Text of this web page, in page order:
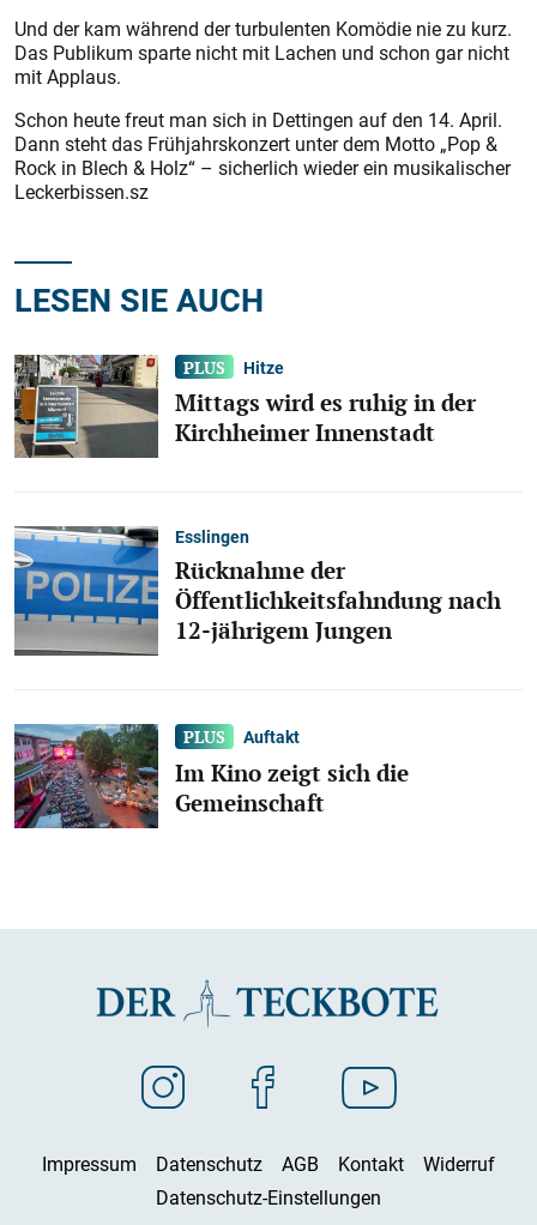
Und der kam während der turbulenten Komödie nie zu kurz.
Das Publikum sparte nicht mit Lachen und schon gar nicht
mit Applaus.
Schon heute freut man sich in Dettingen auf den 14. April.
Dann steht das Frühjahrskonzert unter dem Motto „Pop &
Rock in Blech & Holz“ – sicherlich wieder ein musikalischer
Leckerbissen.sz
LESEN SIE AUCH
Hitze
Mittags wird es ruhig in der
Kirchheimer Innenstadt
Esslingen
Rücknahme der
Öffentlichkeitsfahndung nach
12-jährigem Jungen
Auftakt
Im Kino zeigt sich die
Gemeinschaft
Impressum Datenschutz AGB Kontakt
Widerruf
Datenschutz-Einstellungen